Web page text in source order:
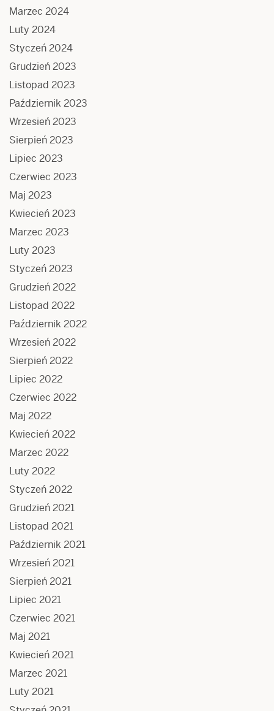
Marzec 2024
Luty 2024
Styczeń 2024
Grudzień 2023
Listopad 2023
Październik 2023
Wrzesień 2023
Sierpień 2023
Lipiec 2023
Czerwiec 2023
Maj 2023
Kwiecień 2023
Marzec 2023
Luty 2023
Styczeń 2023
Grudzień 2022
Listopad 2022
Październik 2022
Wrzesień 2022
Sierpień 2022
Lipiec 2022
Czerwiec 2022
Maj 2022
Kwiecień 2022
Marzec 2022
Luty 2022
Styczeń 2022
Grudzień 2021
Listopad 2021
Październik 2021
Wrzesień 2021
Sierpień 2021
Lipiec 2021
Czerwiec 2021
Maj 2021
Kwiecień 2021
Marzec 2021
Luty 2021